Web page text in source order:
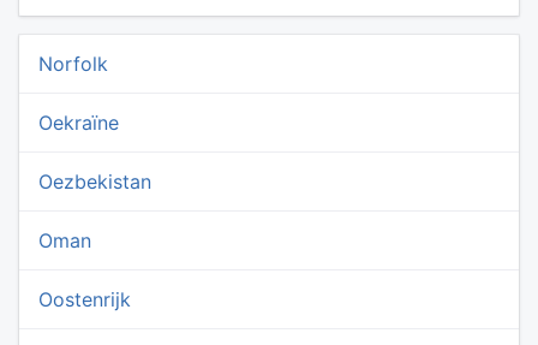
Norfolk
Oekraïne
Oezbekistan
Oman
Oostenrijk